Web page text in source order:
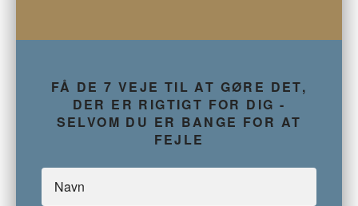
FÅ DE 7 VEJE TIL AT GØRE DET,
DER ER RIGTIGT FOR DIG -
SELVOM DU ER BANGE FOR AT
FEJLE